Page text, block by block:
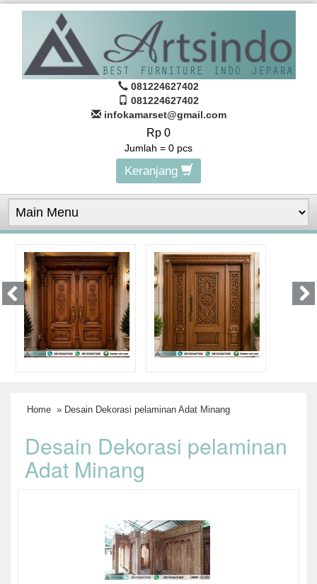
081224627402
081224627402
infokamarset@gmail.com
Rp 0
Jumlah = 0 pcs
Keranjang
Home » Desain Dekorasi pelaminan Adat Minang
Desain Dekorasi pelaminan
Adat Minang